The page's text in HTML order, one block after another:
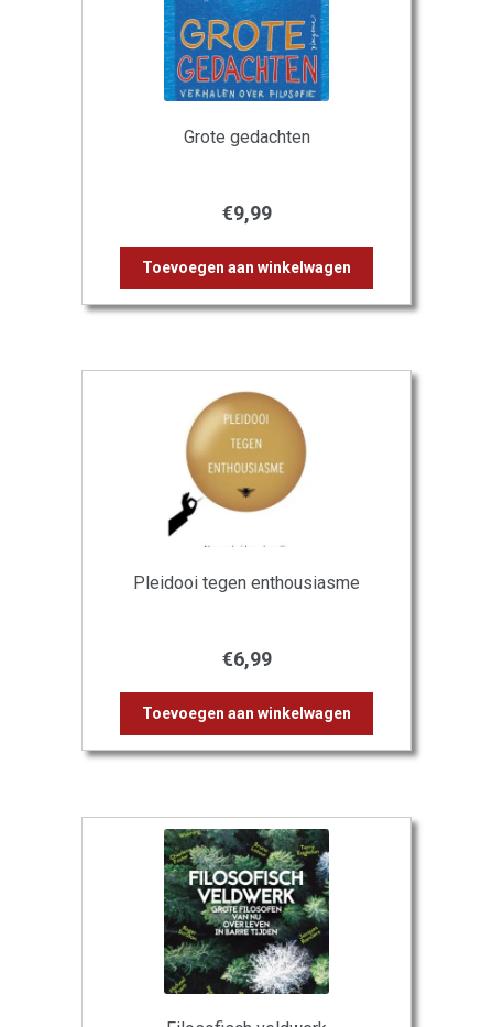
Grote gedachten
€9,99
Toevoegen aan winkelwagen
Pleidooi tegen enthousiasme
€6,99
Toevoegen aan winkelwagen